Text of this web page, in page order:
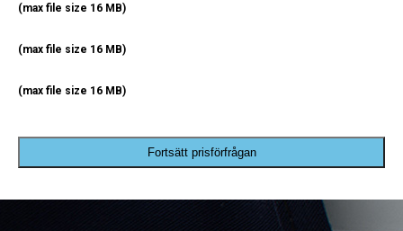
(max file size 16 MB)
(max file size 16 MB)
(max file size 16 MB)
Fortsätt prisförfrågan